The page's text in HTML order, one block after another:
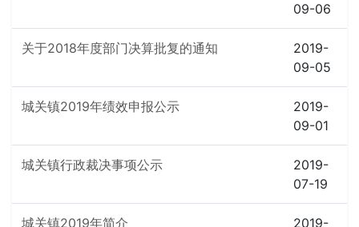
09-06
关于2018年度部门决算批复的通知
2019-
09-05
城关镇2019年绩效申报公示
2019-
09-01
城关镇行政裁决事项公示
2019-
07-19
城关镇2019年简介
2019-